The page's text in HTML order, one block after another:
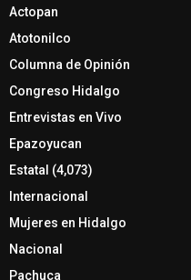
Actopan
Atotonilco
Columna de Opinión
Congreso Hidalgo
Entrevistas en Vivo
Epazoyucan
Estatal (4,073)
Internacional
Mujeres en Hidalgo
Nacional
Pachuca